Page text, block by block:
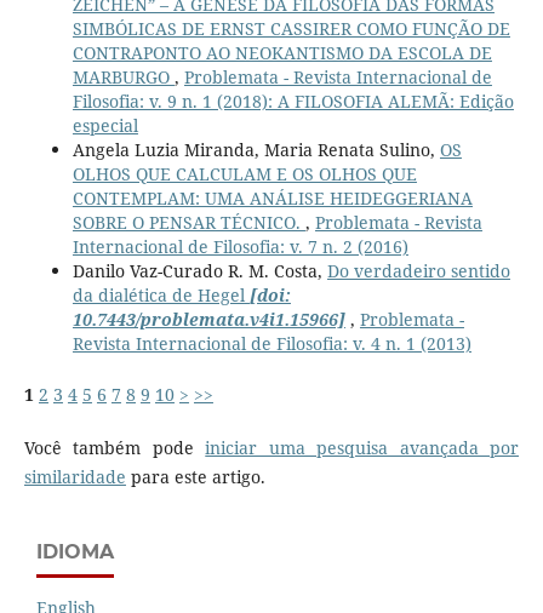
SIMBÓLICAS DE ERNST CASSIRER COMO FUNÇÃO DE
CONTRAPONTO AO NEOKANTISMO DA ESCOLA DE
MARBURGO , Problemata - Revista Internacional de
Filosofia: v. 9 n. 1 (2018): A FILOSOFIA ALEMÃ: Edição
especial
Angela Luzia Miranda, Maria Renata Sulino, OS
OLHOS QUE CALCULAM E OS OLHOS QUE
CONTEMPLAM: UMA ANÁLISE HEIDEGGERIANA
SOBRE O PENSAR TÉCNICO. , Problemata - Revista
Internacional de Filosofia: v. 7 n. 2 (2016)
Danilo Vaz-Curado R. M. Costa, Do verdadeiro sentido
da dialética de Hegel [doi:
10.7443/problemata.v4i1.15966], Problemata -
Revista Internacional de Filosofia: v. 4 n. 1 (2013)
1 2 3 4 5 6 7 8 9 10 > >>
Você também podeiniciar uma pesquisa avançada por
similaridade para este artigo.
IDIOMA
English